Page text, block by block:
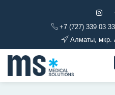
+7 (727) 339 03 33
Алматы, мкр.